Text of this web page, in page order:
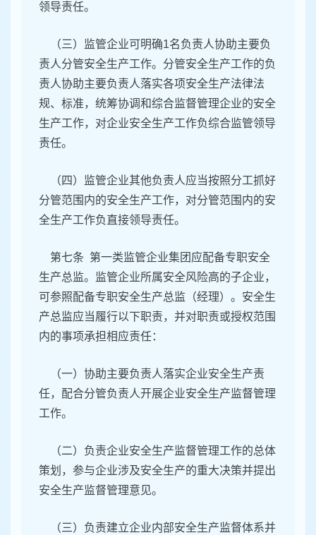
领导责任。
（三）监管企业可明确1名负责人协助主要负
责人分管安全生产工作。分管安全生产工作的负
责人协助主要负责人落实各项安全生产法律法
规、标准，统筹协调和综合监督管理企业的安全
生产工作，对企业安全生产工作负综合监管领导
责任。
（四）监管企业其他负责人应当按照分工抓好
分管范围内的安全生产工作，对分管范围内的安
全生产工作负直接领导责任。
第七条 第一类监管企业集团应配备专职安全
生产总监。监管企业所属安全风险高的子企业，
可参照配备专职安全生产总监（经理）。安全生
产总监应当履行以下职责，并对职责或授权范围
内的事项承担相应责任：
（一）协助主要负责人落实企业安全生产责
任，配合分管负责人开展企业安全生产监督管理
工作。
（二）负责企业安全生产监督管理工作的总体
策划，参与企业涉及安全生产的重大决策并提出
安全生产监督管理意见。
（三）负责建立企业内部安全生产监督体系并